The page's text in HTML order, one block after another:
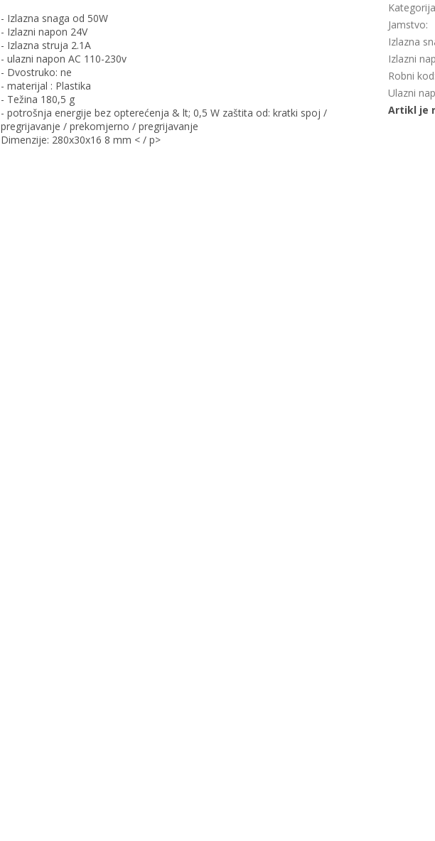
- Izlazna snaga od 50W
- Izlazni napon 24V
- Izlazna struja 2.1A
- ulazni napon AC 110-230v
- Dvostruko: ne
- materijal : Plastika
- Težina 180,5 g
- potrošnja energije bez opterećenja & lt; 0,5 W zaštita od: kratki spoj /
pregrijavanje / prekomjerno / pregrijavanje
Dimenzije: 280x30x16 8 mm < / p>
Jamstvo:
Izlazna
Izlazni
Robni kod
Ulazni